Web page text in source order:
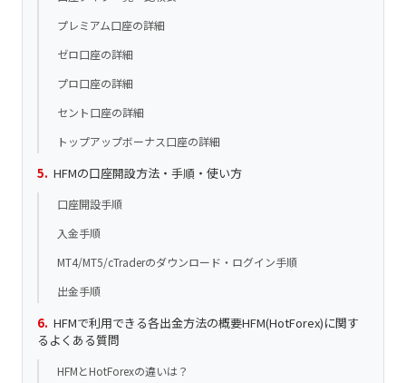
プレミアム口座の詳細
ゼロ口座の詳細
プロ口座の詳細
セント口座の詳細
トップアップボーナス口座の詳細
HFMの口座開設方法・手順・使い方
口座開設手順
入金手順
MT4/MT5/cTraderのダウンロード・ログイン手順
出金手順
HFMで利用できる各出金方法の概要HFM(HotForex)に関す
るよくある質問
HFMとHotForexの違いは？